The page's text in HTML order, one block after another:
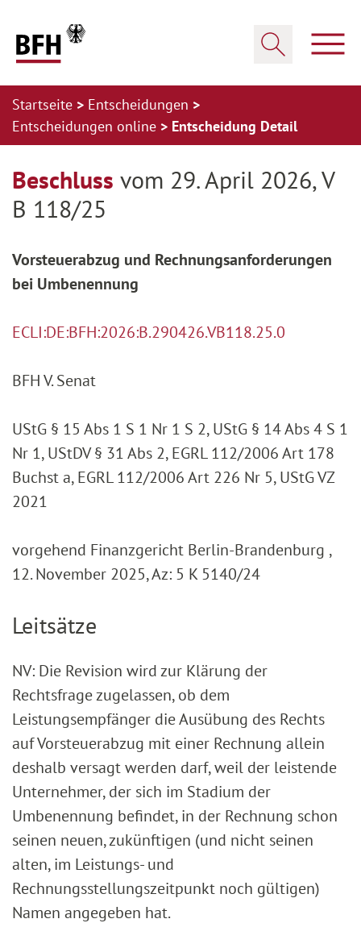
Startseite
Entscheidungen
Entscheidungen online
Entscheidung Detail
Beschluss vom 29. April 2026, V
B 118/25
Vorsteuerabzug und Rechnungsanforderungen
bei Umbenennung
ECLI:DE:BFH:2026:B.290426.VB118.25.0
BFH V. Senat
UStG § 15 Abs 1 S 1 Nr 1 S 2, UStG § 14 Abs 4 S 1
Nr 1, UStDV § 31 Abs 2, EGRL 112/2006 Art 178
Buchst a, EGRL 112/2006 Art 226 Nr 5, UStG VZ
2021
vorgehend Finanzgericht Berlin-Brandenburg ,
12. November 2025, Az: 5 K 5140/24
Leitsätze
NV: Die Revision wird zur Klärung der
Rechtsfrage zugelassen, ob dem
Leistungsempfänger die Ausübung des Rechts
auf Vorsteuerabzug mit einer Rechnung allein
deshalb versagt werden darf, weil der leistende
Unternehmer, der sich im Stadium der
Umbenennung befindet, in der Rechnung schon
seinen neuen, zukünftigen (und nicht seinen
alten, im Leistungs- und
Rechnungsstellungszeitpunkt noch gültigen)
Namen angegeben hat.